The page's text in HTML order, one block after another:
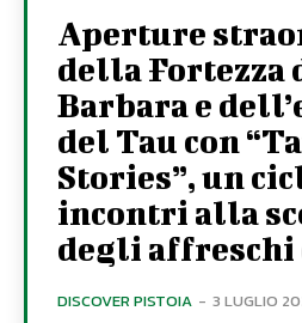
Aperture
della Fortezza
Barbara e
del Tau con
Stories”, un
incontri alla
degli affreschi
DISCOVER PISTOIA - 3 LUGLIO